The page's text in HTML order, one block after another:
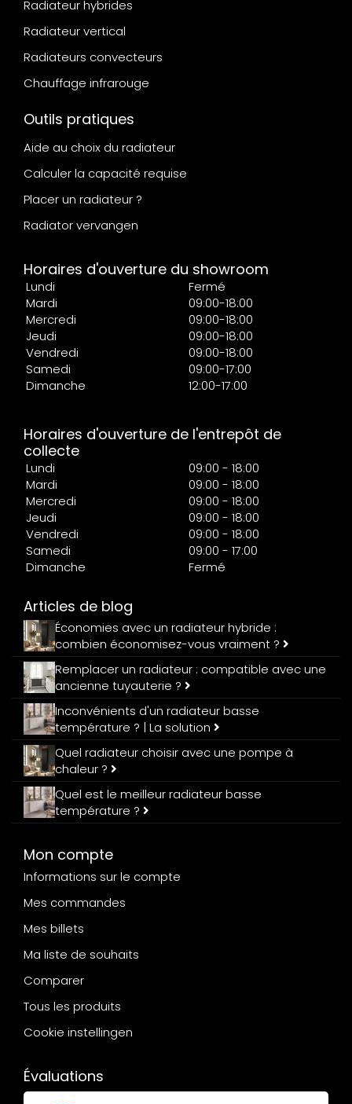
Radiateur hybrides
Radiateur vertical
Radiateurs convecteurs
Chauffage infrarouge
Outils pratiques
Aide au choix du radiateur
Calculer la capacité requise
Placer un radiateur ?
Radiator vervangen
Horaires d'ouverture du showroom
Lundi
Fermé
Mardi
09:00-18:00
Mercredi
09:00-18:00
Jeudi
09:00-18:00
Vendredi
09:00-18:00
Samedi
09:00-17:00
Dimanche
12:00-17:00
Horaires d'ouverture de l'entrepôt de
collecte
Lundi
09:00 - 18:00
Mardi
09:00 - 18:00
Mercredi
09:00 - 18:00
Jeudi
09:00 - 18:00
Vendredi
09:00 - 18:00
Samedi
09:00 - 17:00
Dimanche
Fermé
Articles de blog
Économies avec un radiateur hybride :
combien économisez-vous vraiment ?
Remplacer un radiateur : compatible avec une
ancienne tuyauterie ?
Inconvénients d'un radiateur basse
température ? | La solution
Quel radiateur choisir avec une pompe à
chaleur ?
Quel est le meilleur radiateur basse
température ?
Mon compte
Informations sur le compte
Mes commandes
Mes billets
Ma liste de souhaits
Comparer
Tous les produits
Cookie instellingen
Évaluations